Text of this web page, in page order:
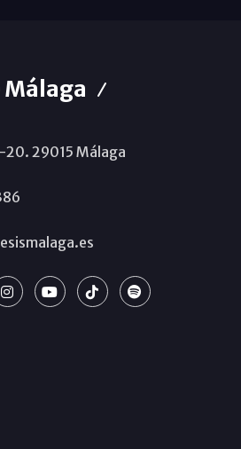
Málaga
20. 29015 Málaga